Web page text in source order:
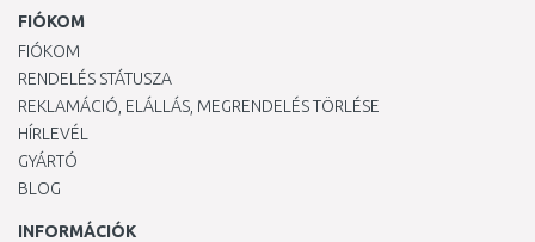
FIÓKOM
FIÓKOM
RENDELÉS STÁTUSZA
REKLAMÁCIÓ, ELÁLLÁS, MEGRENDELÉS TÖRLÉSE
HÍRLEVÉL
GYÁRTÓ
BLOG
INFORMÁCIÓK